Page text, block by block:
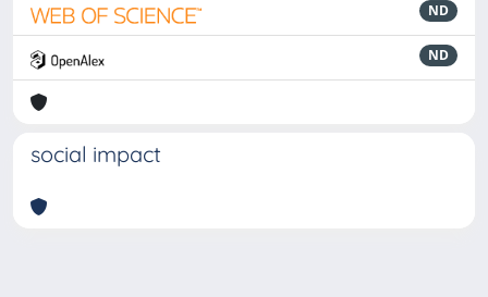
ND
ND
social impact